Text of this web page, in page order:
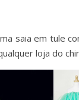
saia em tule
loja do